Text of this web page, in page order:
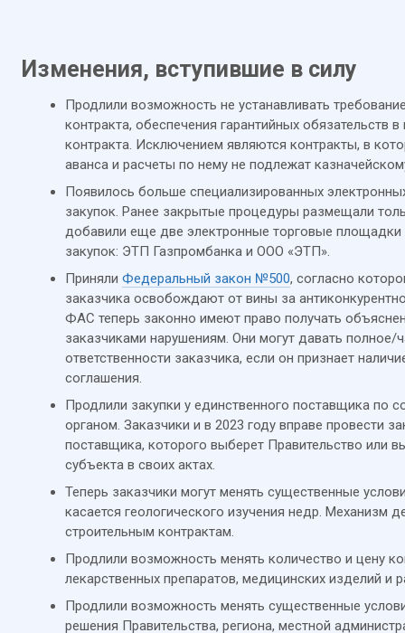
Изменения, вступившие в силу
Продлили возможность не устанавливать
контракта, обеспечения гарантийных обязательств
контракта. Исключением являются контракты, в
аванса и расчеты по нему не подлежат
Появилось больше специализированных
закупок. Ранее закрытые процедуры размещали
добавили еще две электронные торговые
закупок: ЭТП Газпромбанка и ООО «ЭТП».
Приняли Федеральный закон №500, согласно
заказчика освобождают от вины за
ФАС теперь законно имеют право получать
заказчиками нарушениям. Они могут давать
ответственности заказчика, если он признает
соглашения.
Продлили закупки у единственного поставщика по
органом. Заказчики и в 2023 году вправе провести
поставщика, которого выберет Правительство или
субъекта в своих актах.
Теперь заказчики могут менять существенные
касается геологического изучения недр. Механизм
строительным контрактам.
Продлили возможность менять количество и цену
лекарственных препаратов, медицинских изделий и
Продлили возможность менять существенные
решения Правительства, региона, местной